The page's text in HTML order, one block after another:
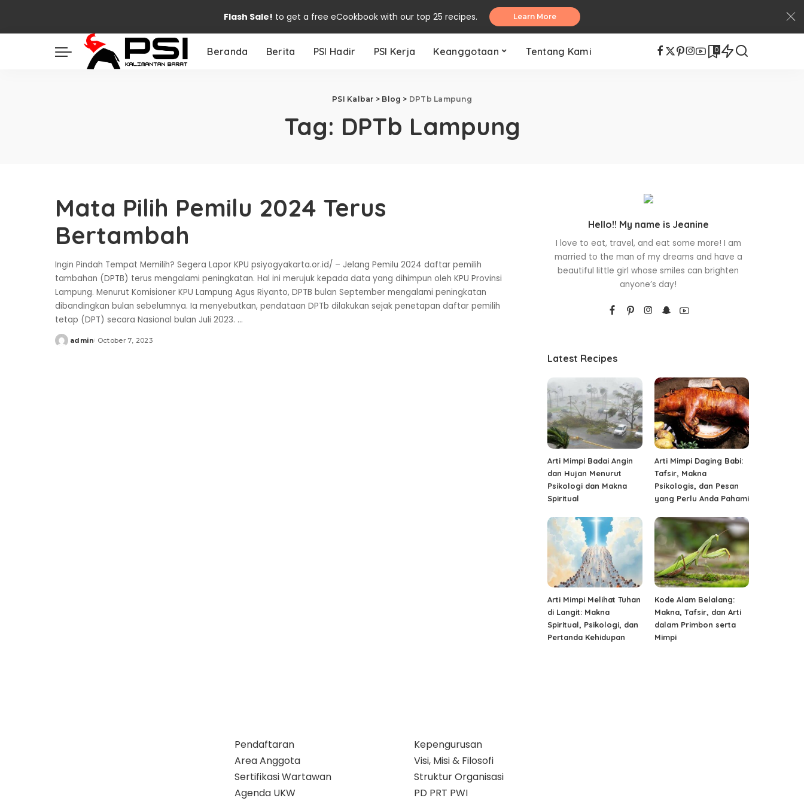
Flash Sale! to get a free eCookbook with our top 25 recipes. Learn More
Beranda Berita PSI Hadir PSI Kerja Keanggotaan Tentang Kami 0
PSI Kalbar > Blog > DPTb Lampung
Tag: DPTb Lampung
Mata Pilih Pemilu 2024 Terus
Bertambah
Ingin Pindah Tempat Memilih? Segera Lapor KPU psiyogyakarta.or.id/ – Jelang Pemilu 2024 daftar pemilih
tambahan (DPTB) terus mengalami peningkatan. Hal ini merujuk kepada data yang dihimpun oleh KPU Provinsi
Lampung. Menurut Komisioner KPU Lampung Agus Riyanto, DPTB bulan September mengalami peningkatan
dibandingkan bulan sebelumnya. Ia menyebutkan, pendataan DPTb dilakukan sejak penetapan daftar pemilih
tetap (DPT) secara Nasional bulan Juli 2023. ...
Posted
admin October 7, 2023
Hello!! My name is Jeanine
I love to eat, travel, and eat some more! I am
married to the man of my dreams and have a
beautiful little girl whose smiles can brighten
anyone’s day!
Latest Recipes
Arti Mimpi Badai Angin
dan Hujan Menurut
Psikologi dan Makna
Spiritual
Arti Mimpi Daging Babi:
Tafsir, Makna
Psikologis, dan Pesan
yang Perlu Anda Pahami
Arti Mimpi Melihat Tuhan
di Langit: Makna
Spiritual, Psikologi, dan
Pertanda Kehidupan
Kode Alam Belalang:
Makna, Tafsir, dan Arti
dalam Primbon serta
Mimpi
Pendaftaran
Area Anggota
Sertifikasi Wartawan
Agenda UKW
Kepengurusan
Visi, Misi & Filosofi
Struktur Organisasi
PD PRT PWI